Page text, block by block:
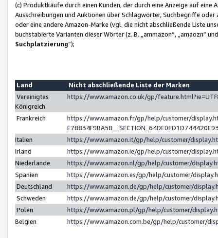
(c) Produktkäufe durch einen Kunden, der durch eine Anzeige auf
Ausschreibungen und Auktionen über Schlagwörter, Suchbegriffe
oder eine andere Amazon-Marke (vgl. die nicht abschließende Liste
buchstabierte Varianten dieser Wörter (z. B. „ammazon“, „amaozn“
Suchplatzierung”);
Land
Nicht abschließende Liste der Marken
Vereinigtes
Königreich
https://www.amazon.co.uk/gp/
Frankreich
https://www.amazon.fr/gp/help/customer/
Italien
https://www.amazon.it/gp/help/customer/
Irland
https://www.amazon.ie/gp/help/customer/
Niederlande
https://www.amazon.nl/gp/help/customer/
Spanien
https://www.amazon.es/gp/help/customer/
Deutschland
https://www.amazon.de/gp/help/customer/
Schweden
https://www.amazon.de/gp/help/customer/
Polen
https://www.amazon.pl/gp/help/customer/
Belgien
https://www.amazon.com.be/gp/help/customer/